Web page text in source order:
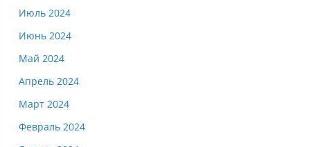
Июль 2024
Июнь 2024
Май 2024
Апрель 2024
Март 2024
Февраль 2024